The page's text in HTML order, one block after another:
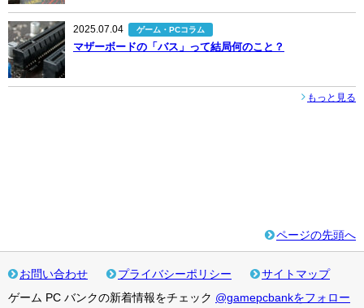
2025.07.04 ゲーム・PCコラム
マザーボードの「バス」って結局何のこと？
もっと見る
ページの先頭へ
お問い合わせ プライバシーポリシー
サイトマップ
ゲーム PC バンクの新着情報をチェック @gamepcbankをフォロー